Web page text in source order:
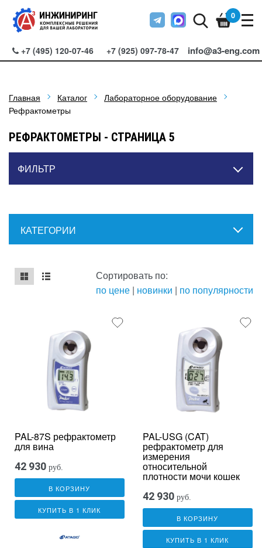
+7 (495) 120-07-46 +7 (925) 097-78-47 info@a3-eng.com
0
Главная Каталог
Лабораторное оборудование
Рефрактометры
РЕФРАКТОМЕТРЫ - СТРАНИЦА 5
ФИЛЬТР
КАТЕГОРИИ
mse2_chunk_default
mse2_chunk_alternate
Сортировать по:
по цене | новинки | по популярности
PAL-87S рефрактометр
для вина
42 930 руб.
В КОРЗИНУ
КУПИТЬ В 1 КЛИК
PAL-USG (CAT)
рефрактометр для
измерения
относительной
плотности мочи кошек
42 930 руб.
В КОРЗИНУ
КУПИТЬ В 1 КЛИК